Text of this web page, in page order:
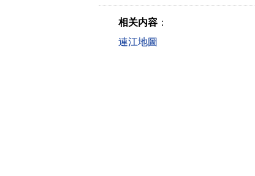
相关内容 ：
連江地圖